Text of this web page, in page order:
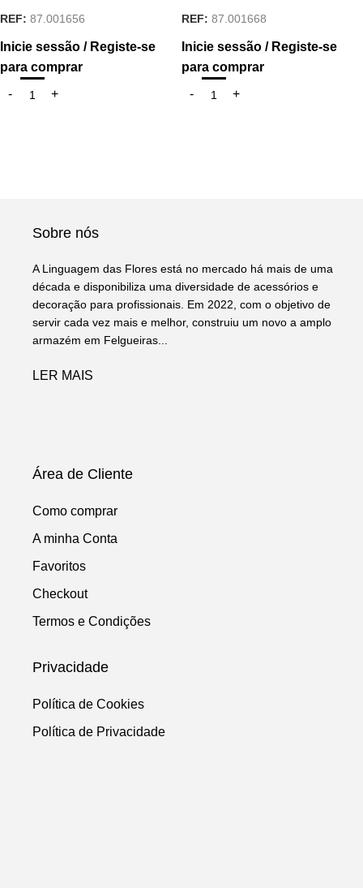
REF: 87.001656
Inicie sessão / Registe-se
para comprar
REF: 87.001668
Inicie sessão / Registe-se
para comprar
Sobre nós
A Linguagem das Flores está no mercado há mais de uma
década e disponibiliza uma diversidade de acessórios e
decoração para profissionais. Em 2022, com o objetivo de
servir cada vez mais e melhor, construiu um novo a amplo
armazém em Felgueiras...
LER MAIS
Área de Cliente
Como comprar
A minha Conta
Favoritos
Checkout
Termos e Condições
Privacidade
Política de Cookies
Política de Privacidade